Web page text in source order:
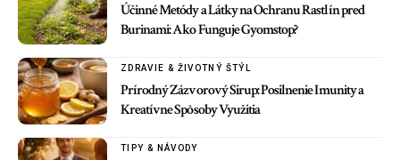
Účinné Metódy a Látky na Ochranu Rastlín pred
Burinami: Ako Funguje Gyomstop?
ZDRAVIE & ŽIVOTNÝ ŠTÝL
Prírodný Zázvorový Sirup: Posilnenie Imunity a
Kreatívne Spôsoby Využitia
TIPY & NÁVODY